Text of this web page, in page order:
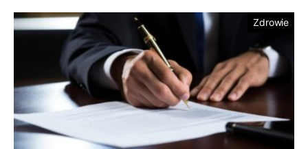
Zdrowie